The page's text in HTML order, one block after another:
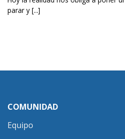
parar y [...]
COMUNIDAD
Equipo